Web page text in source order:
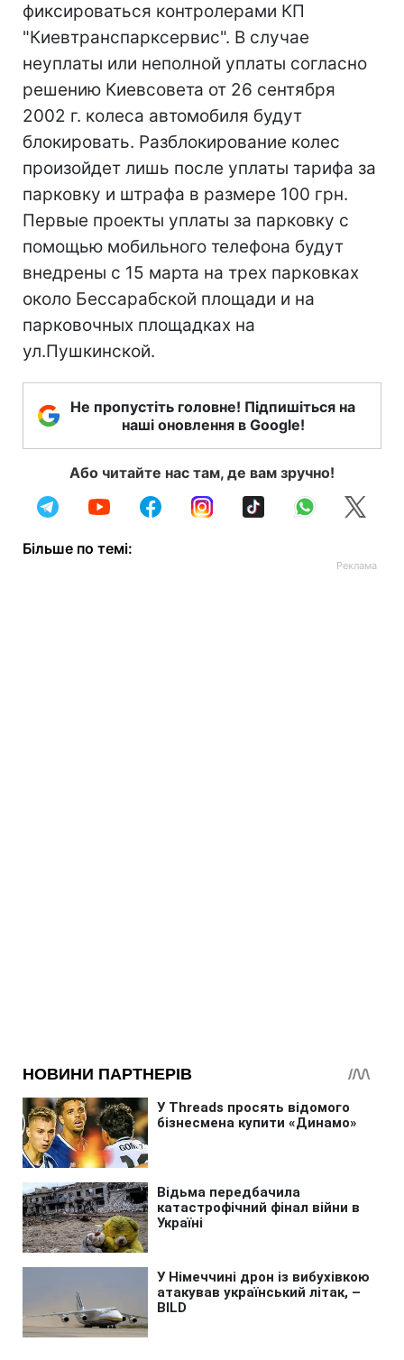
фиксироваться контролерами КП
"Киевтранспарксервис". В случае
неуплаты или неполной уплаты согласно
решению Киевсовета от 26 сентября
2002 г. колеса автомобиля будут
блокировать. Разблокирование колес
произойдет лишь после уплаты тарифа за
парковку и штрафа в размере 100 грн.
Первые проекты уплаты за парковку с
помощью мобильного телефона будут
внедрены с 15 марта на трех парковках
около Бессарабской площади и на
парковочных площадках на
ул.Пушкинской.
Не пропустіть головне! Підпишіться на
наші оновлення в Google!
Або читайте нас там, де вам зручно!
Більше по темі: